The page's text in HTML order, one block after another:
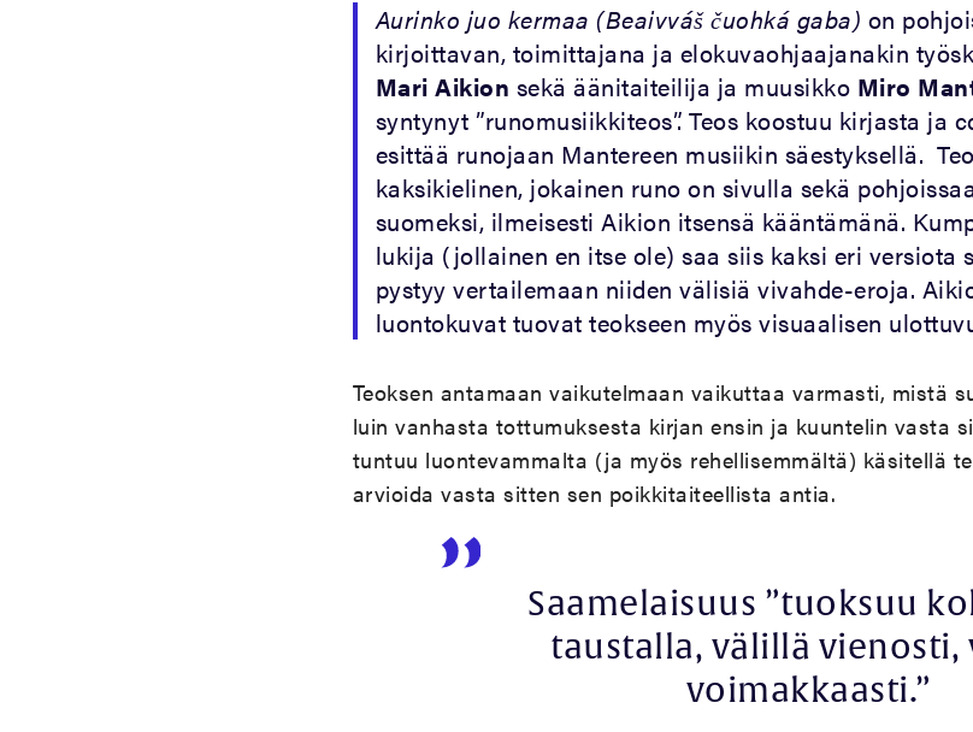
Aurinko juo kermaa (Beaivváš čuohká gaba) on
kirjoittavan, toimittajana ja elokuvaohjaajanakin
Mari Aikion sekä äänitaiteilija ja muusikko Miro
syntynyt ”runomusiikkiteos”. Teos koostuu kirjasta ja
esittää runojaan Mantereen musiikin säestyksellä.
kaksikielinen, jokainen runo on sivulla sekä
suomeksi, ilmeisesti Aikion itsensä kääntämänä.
lukija (jollainen en itse ole) saa siis kaksi eri versiota
pystyy vertailemaan niiden välisiä vivahde-eroja.
luontokuvat tuovat teokseen myös visuaalisen
Teoksen antamaan vaikutelmaan vaikuttaa varmasti, mistä
luin vanhasta tottumuksesta kirjan ensin ja kuuntelin vasta
tuntuu luontevammalta (ja myös rehellisemmältä) käsitellä
arvioida vasta sitten sen poikkitaiteellista antia.
Saamelaisuus ”tuoksuu
taustalla, välillä vienosti,
voimakkaasti.”